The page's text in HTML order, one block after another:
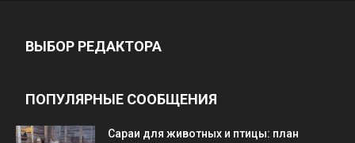
ВЫБОР РЕДАКТОРА
ПОПУЛЯРНЫЕ СООБЩЕНИЯ
Cараи для животных и птицы: план